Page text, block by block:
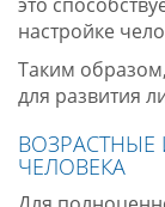
это
настройке
Таким
для развития
ЧЕЛОВЕКА